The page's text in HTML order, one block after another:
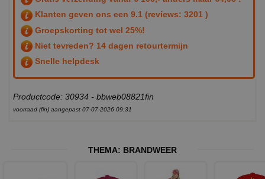
Klanten geven ons een 9.1 (reviews: 3201 )
Groepskorting tot wel 25%!
Niet tevreden? 14 dagen retourtermijn
Snelle helpdesk
Productcode: 30934 - bbweb08821fin
voorraad (fin) aangepast 07-07-2026 09:31
THEMA: BRANDWEER